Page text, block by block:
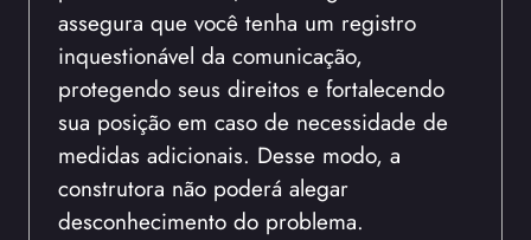
assegura que você tenha um registro
inquestionável da comunicação,
protegendo seus direitos e fortalecendo
sua posição em caso de necessidade de
medidas adicionais. Desse modo, a
construtora não poderá alegar
desconhecimento do problema.